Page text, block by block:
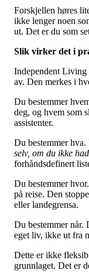
Forskjellen høres
ikke lenger noen
ut. Det er du som
Slik virker det i
Independent Living
av. Den merkes i
Du bestemmer
deg, og hvem som
assistenter.
Du bestemmer hva.
selv, om du ikke
forhåndsdefinert
Du bestemmer hvor.
på reise. Den
eller landegrensa.
Du bestemmer når.
eget liv, ikke ut fra
Dette er ikke
grunnlaget. Det er